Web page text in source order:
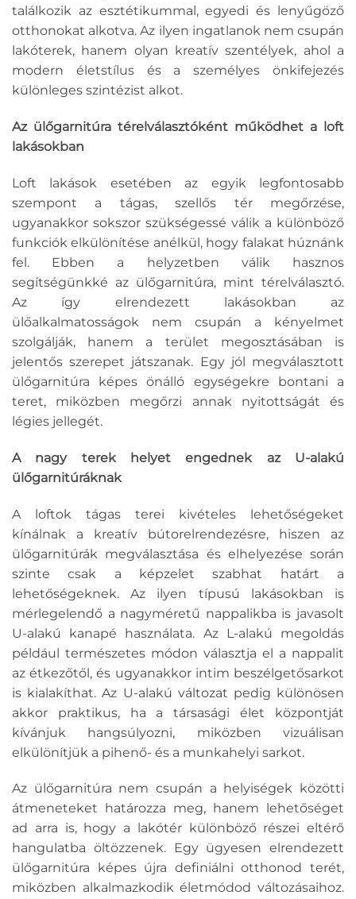
találkozik az esztétikummal, egyedi és lenyűgöző
otthonokat alkotva. Az ilyen ingatlanok nem csupán
lakóterek, hanem olyan kreatív szentélyek, ahol a
modern életstílus és a személyes önkifejezés
különleges szintézist alkot.
Az ülőgarnitúra térelválasztóként működhet a loft
lakásokban
Loft lakások esetében az egyik legfontosabb
szempont a tágas, szellős tér megőrzése,
ugyanakkor sokszor szükségessé válik a különböző
funkciók elkülönítése anélkül, hogy falakat húznánk
fel. Ebben a helyzetben válik hasznos
segítségünkké az ülőgarnitúra, mint térelválasztó.
Az így elrendezett lakásokban az
ülőalkalmatosságok nem csupán a kényelmet
szolgálják, hanem a terület megosztásában is
jelentős szerepet játszanak. Egy jól megválasztott
ülőgarnitúra képes önálló egységekre bontani a
teret, miközben megőrzi annak nyitottságát és
légies jellegét.
A nagy terek helyet engednek az U-alakú
ülőgarnitúráknak
A loftok tágas terei kivételes lehetőségeket
kínálnak a kreatív bútorelrendezésre, hiszen az
ülőgarnitúrák megválasztása és elhelyezése során
szinte csak a képzelet szabhat határt a
lehetőségeknek. Az ilyen típusú lakásokban is
mérlegelendő a nagyméretű nappalikba is javasolt
U-alakú kanapé használata. Az L-alakú megoldás
például természetes módon választja el a nappalit
az étkezőtől, és ugyanakkor intim beszélgetősarkot
is kialakíthat. Az U-alakú változat pedig különösen
akkor praktikus, ha a társasági élet központját
kívánjuk hangsúlyozni, miközben vizuálisan
elkülönítjük a pihenő- és a munkahelyi sarkot.
Az ülőgarnitúra nem csupán a helyiségek közötti
átmeneteket határozza meg, hanem lehetőséget
ad arra is, hogy a lakótér különböző részei eltérő
hangulatba öltözzenek. Egy ügyesen elrendezett
ülőgarnitúra képes újra definiálni otthonod terét,
miközben alkalmazkodik életmódod változásaihoz.